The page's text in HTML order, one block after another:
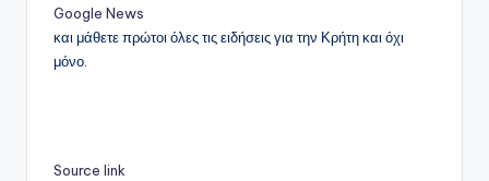
Google News
και μάθετε πρώτοι όλες τις ειδήσεις για την Κρήτη και όχι
μόνο.
Source link